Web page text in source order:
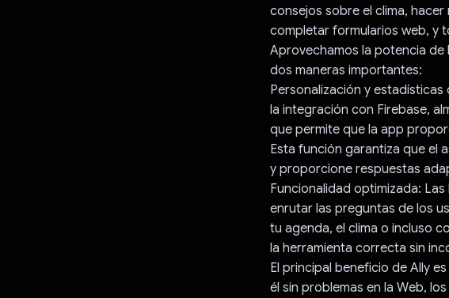
consejos sobre el clima,
completar formularios web, y
Aprovechamos la potencia de
dos maneras importantes:
Personalización y
la integración con Firebase,
que permite que la app
Esta función garantiza que el
y proporcione respuestas
Funcionalidad optimizada:
enrutar las preguntas de los
tu agenda, el clima o incluso
la herramienta correcta sin
El principal beneficio de Ally
él sin problemas en la Web,